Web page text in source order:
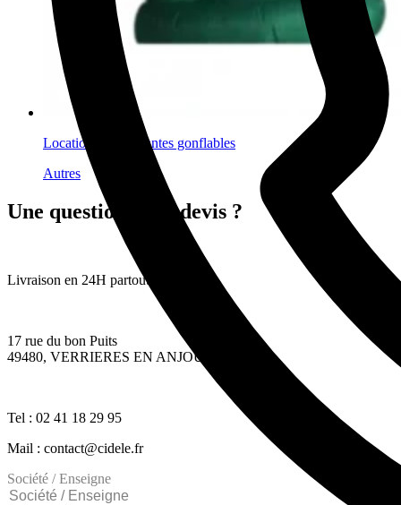
Location fleurs géantes gonflables
Autres
Une question ? Un devis ?
Livraison en 24H partout en France
17 rue du bon Puits
49480, VERRIERES EN ANJOU
Tel : 02 41 18 29 95
Mail : contact@cidele.fr
Société / Enseigne